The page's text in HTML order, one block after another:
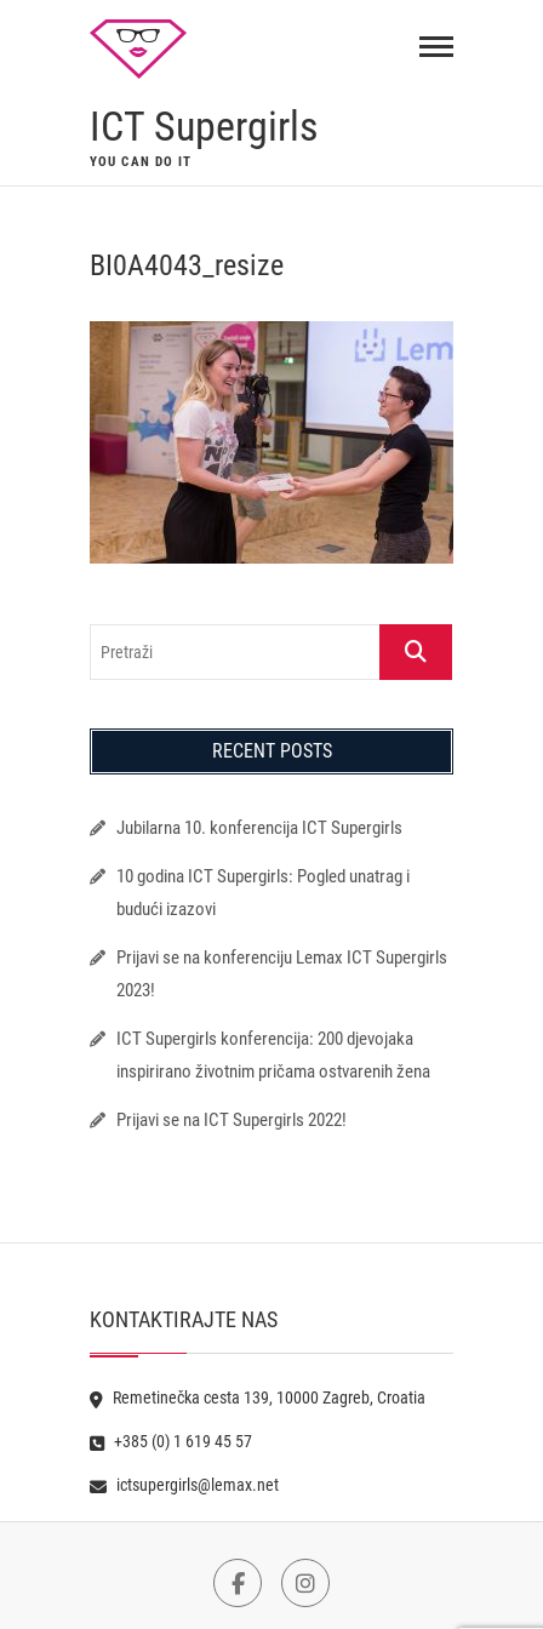
ICT Supergirls
YOU CAN DO IT
BI0A4043_resize
Pretraži
RECENT POSTS
Jubilarna 10. konferencija ICT Supergirls
10 godina ICT Supergirls: Pogled unatrag i
budući izazovi
Prijavi se na konferenciju Lemax ICT Supergirls
2023!
ICT Supergirls konferencija: 200 djevojaka
inspirirano životnim pričama ostvarenih žena
Prijavi se na ICT Supergirls 2022!
KONTAKTIRAJTE NAS
Remetinečka cesta 139, 10000 Zagreb, Croatia
+385 (0) 1 619 45 57
ictsupergirls@lemax.net
FacebookInstagram